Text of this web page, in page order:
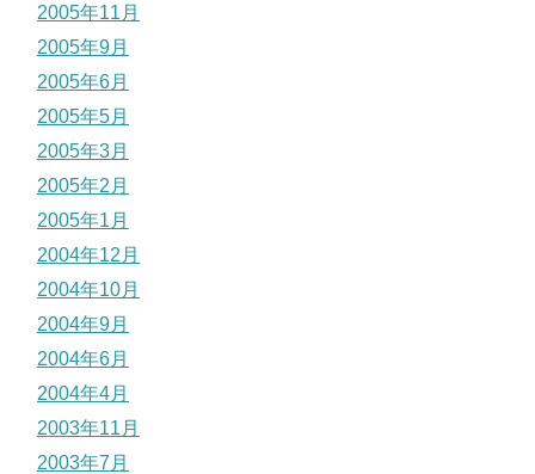
2005年11月
2005年9月
2005年6月
2005年5月
2005年3月
2005年2月
2005年1月
2004年12月
2004年10月
2004年9月
2004年6月
2004年4月
2003年11月
2003年7月